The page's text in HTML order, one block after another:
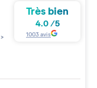
>
Très bien
4.0/5
1003avis